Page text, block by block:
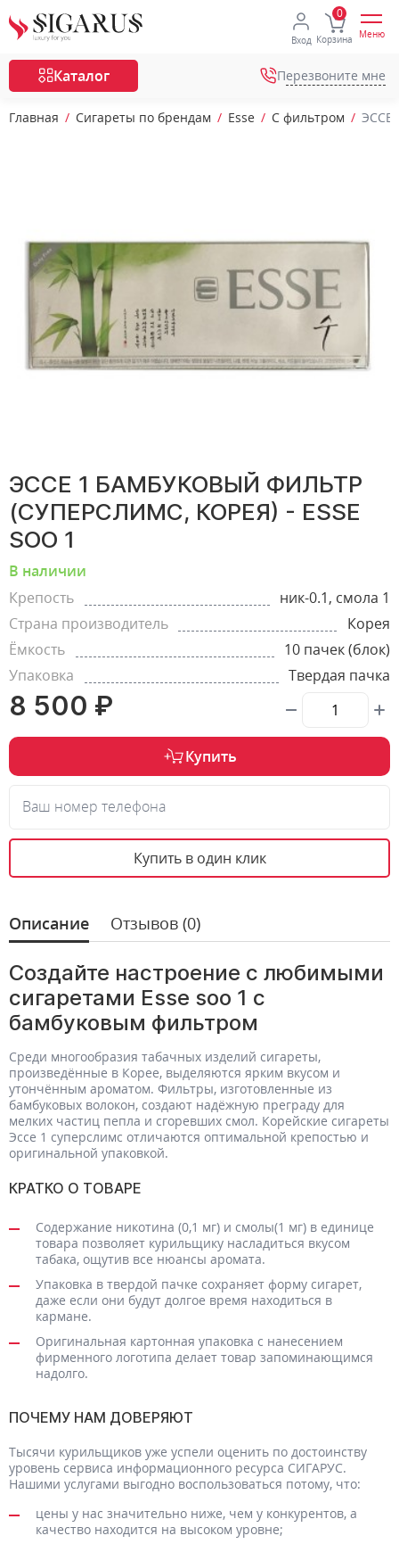
Вход Корзина Меню
Каталог Перезвоните мне
Главная Сигареты по брендам Esse С фильтром ЭССЕ
ЭССЕ 1 БАМБУКОВЫЙ ФИЛЬТР
(СУПЕРСЛИМС, КОРЕЯ) - ESSE
SOO 1
В наличии
Крепость
ник-0.1, смола 1
Страна производитель
Корея
Ёмкость
10 пачек (блок)
Упаковка
Твердая пачка
8 500 ₽
Купить
Ваш номер телефона
Купить в один клик
Описание Отзывов (0)
Создайте настроение с любимыми
сигаретами Еsse soo 1 с
бамбуковым фильтром
Среди многообразия табачных изделий сигареты,
произведённые в Корее, выделяются ярким вкусом и
утончённым ароматом. Фильтры, изготовленные из
бамбуковых волокон, создают надёжную преграду для
мелких частиц пепла и сгоревших смол. Корейские сигареты
Эссе 1 суперслимс отличаются оптимальной крепостью и
оригинальной упаковкой.
КРАТКО О ТОВАРЕ
Содержание никотина (0,1 мг) и смолы(1 мг) в единице
товара позволяет курильщику насладиться вкусом
табака, ощутив все нюансы аромата.
Упаковка в твердой пачке сохраняет форму сигарет,
даже если они будут долгое время находиться в
кармане.
Оригинальная картонная упаковка с нанесением
фирменного логотипа делает товар запоминающимся
надолго.
ПОЧЕМУ НАМ ДОВЕРЯЮТ
Тысячи курильщиков уже успели оценить по достоинству
уровень сервиса информационного ресурса СИГАРУС.
Нашими услугами выгодно воспользоваться потому, что:
цены у нас значительно ниже, чем у конкурентов, а
качество находится на высоком уровне;